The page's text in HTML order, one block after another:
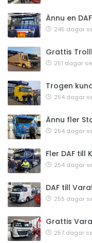
Ännu en
245 dagar
Grattis
251 dagar
Trogen
254 dagar
Ännu fler
254 dagar
Fler DAF till
254 dagar
DAF till Vara!
255 dagar
Grattis
257 dagar